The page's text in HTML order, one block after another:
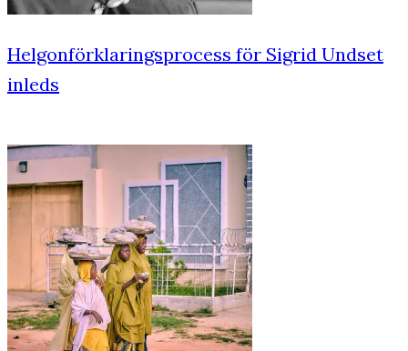
Helgonförklaringsprocess för Sigrid Undset
inleds